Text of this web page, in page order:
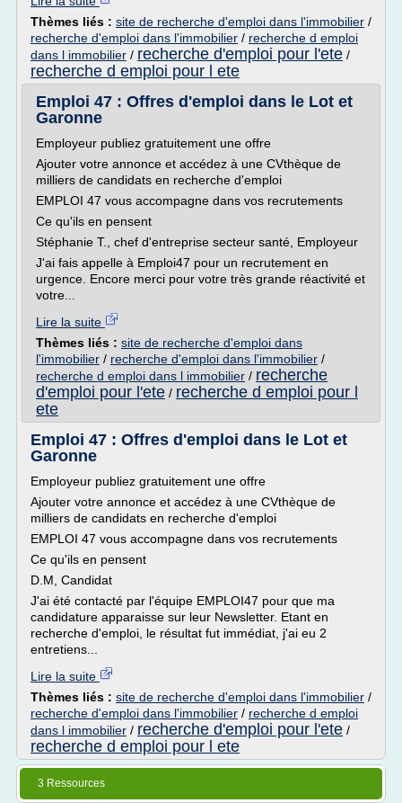
Thèmes liés : site de recherche d'emploi dans l'immobilier /
recherche d'emploi dans l'immobilier / recherche d emploi
dans l immobilier / recherche d'emploi pour l'ete /
recherche d emploi pour l ete
Emploi 47 : Offres d'emploi dans le Lot et
Garonne
Employeur publiez gratuitement une offre
Ajouter votre annonce et accédez à une CVthèque de
milliers de candidats en recherche d'emploi
EMPLOI 47 vous accompagne dans vos recrutements
Ce qu'ils en pensent
Stéphanie T., chef d'entreprise secteur santé, Employeur
J'ai fais appelle à Emploi47 pour un recrutement en
urgence. Encore merci pour votre très grande réactivité et
votre...
Lire la suite
Thèmes liés : site de recherche d'emploi dans
l'immobilier / recherche d'emploi dans l'immobilier /
recherche d emploi dans l immobilier / recherche
d'emploi pour l'ete / recherche d emploi pour l
ete
Emploi 47 : Offres d'emploi dans le Lot et
Garonne
Employeur publiez gratuitement une offre
Ajouter votre annonce et accédez à une CVthèque de
milliers de candidats en recherche d'emploi
EMPLOI 47 vous accompagne dans vos recrutements
Ce qu'ils en pensent
D.M, Candidat
J'ai été contacté par l'équipe EMPLOI47 pour que ma
candidature apparaisse sur leur Newsletter. Etant en
recherche d'emploi, le résultat fut immédiat, j'ai eu 2
entretiens...
Lire la suite
Thèmes liés : site de recherche d'emploi dans l'immobilier /
recherche d'emploi dans l'immobilier / recherche d emploi
dans l immobilier / recherche d'emploi pour l'ete /
recherche d emploi pour l ete
3 Ressources